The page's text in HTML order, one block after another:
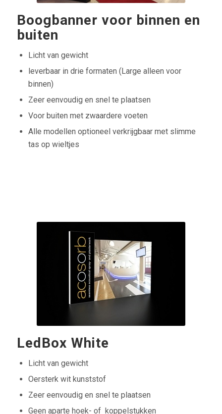
Boogbanner voor binnen en
buiten
Licht van gewicht
leverbaar in drie formaten (Large alleen voor
binnen)
Zeer eenvoudig en snel te plaatsen
Voor buiten met zwaardere voeten
Alle modellen optioneel verkrijgbaar met slimme
tas op wieltjes
LedBox White
Licht van gewicht
Oersterk wit kunststof
Zeer eenvoudig en snel te plaatsen
Geen aparte hoek- of koppelstukken